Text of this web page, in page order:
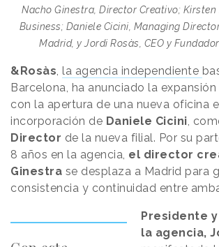
Nacho Ginestra, Director Creativo;
Business; Daniele Cicini, Managing
Madrid, y Jordi Rosàs, CEO y
&Rosàs, la agencia independiente
Barcelona, ha anunciado la
con la apertura de una nueva oficina
incorporación de Daniele Cicini,
Director de la nueva filial. Por su
8 años en la agencia, el director
Ginestra se desplaza a Madrid para
consistencia y continuidad entre
Presidente
la agencia,